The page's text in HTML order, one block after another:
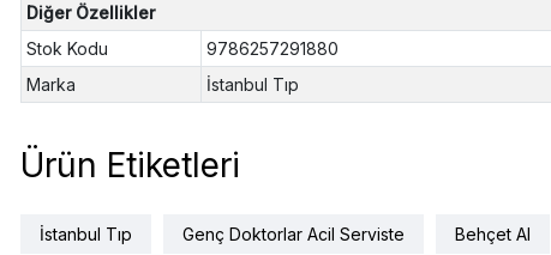
Diğer Özellikler
Stok Kodu
9786257291880
Marka
İstanbul Tıp
Ürün Etiketleri
İstanbul Tıp Genç Doktorlar Acil Serviste Behçet Al